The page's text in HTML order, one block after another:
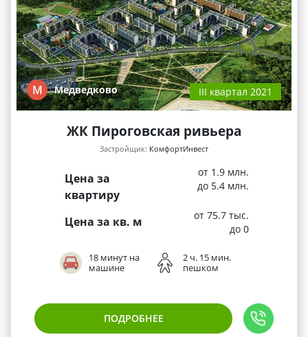
М Медведково III квартал 2021
ЖК Пироговская ривьера
Застройщик: КомфортИнвест
Цена за
квартиру
от 1.9 млн.
до 5.4 млн.
Цена за кв. м
от 75.7 тыс.
до 0
18 минут на
машине
2 ч. 15 мин.
пешком
ПОДРОБНЕЕ